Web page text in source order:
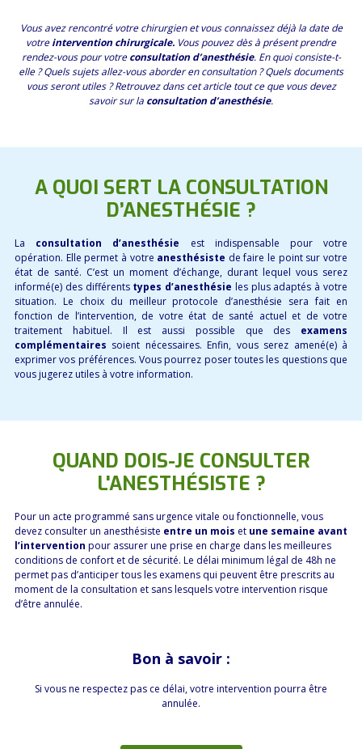
Vous avez rencontré votre chirurgien et vous connaissez déjà la date de
votreintervention chirurgicale. Vous pouvez dès à présent prendre
rendez-vous pour votreconsultation d’anesthésie. En quoi consiste-t-
elle ? Quels sujets allez-vous aborder en consultation ? Quels documents
vous seront utiles ? Retrouvez dans cet article tout ce que vous devez
savoir sur la consultation d’anesthésie.
A QUOI SERT LA CONSULTATION
D’ANESTHÉSIE ?
La consultation d’anesthésie est indispensable pour votre
opération. Elle permet à votre anesthésiste de faire le point sur votre
état de santé. C’est un moment d’échange, durant lequel vous serez
informé(e) des différents types d’anesthésie les plus adaptés à votre
situation. Le choix du meilleur protocole d’anesthésie sera fait en
fonction de l’intervention, de votre état de santé actuel et de votre
traitement habituel. Il est aussi possible que des examens
complémentaires soient nécessaires. Enfin, vous serez amené(e) à
exprimer vos préférences. Vous pourrez poser toutes les questions que
vous jugerez utiles à votre information.
QUAND DOIS-JE CONSULTER
L'ANESTHÉSISTE ?
Pour un acte programmé sans urgence vitale ou fonctionnelle, vous
devez consulter un anesthésiste entre un mois et une semaine avant
l’intervention pour assurer une prise en charge dans les meilleures
conditions de confort et de sécurité. Le délai minimum légal de 48h ne
permet pas d’anticiper tous les examens qui peuvent être prescrits au
moment de la consultation et sans lesquels votre intervention risque
d’être annulée.
Bon à savoir :
Si vous ne respectez pas ce délai, votre intervention pourra être
annulée.